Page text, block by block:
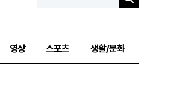
영상 스포츠 생활/문화